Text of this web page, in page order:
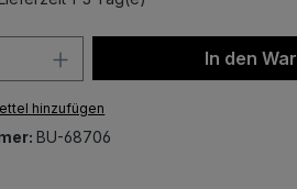
Anzahl: Gib denIn den
hinzufügen
BU-68706